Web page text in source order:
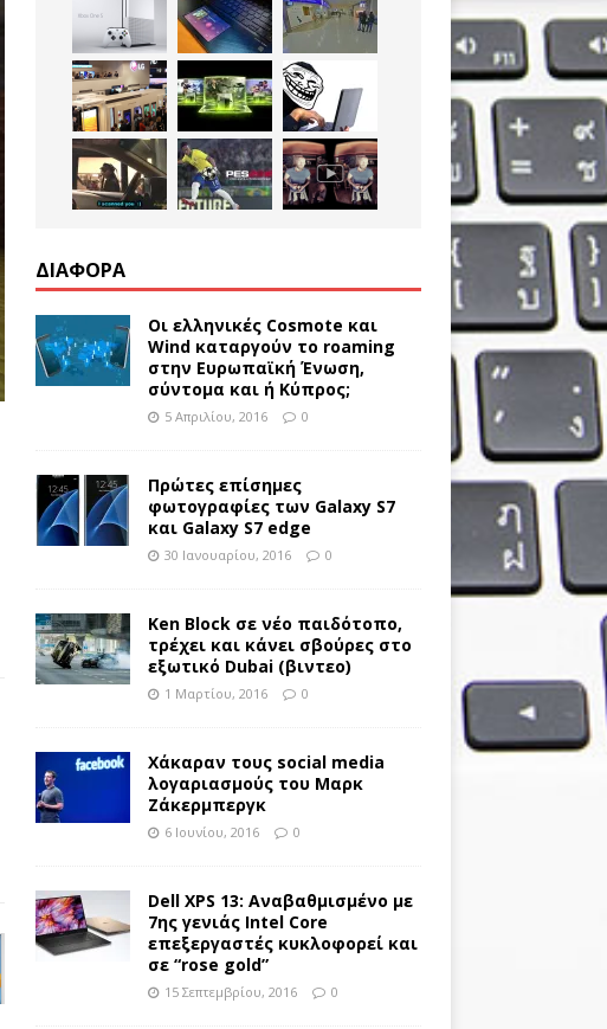
ΔΙΑΦΟΡΑ
Οι ελληνικές Cosmote και
Wind καταργούν το roaming
στην Ευρωπαϊκή Ένωση,
σύντομα και ή Κύπρος;
5 Απριλίου, 2016 0
Πρώτες επίσημες
φωτογραφίες των Galaxy S7
και Galaxy S7 edge
30 Ιανουαρίου, 2016 0
Ken Block σε νέο παιδότοπο,
τρέχει και κάνει σβούρες στο
εξωτικό Dubai (βιντεο)
1 Μαρτίου, 2016 0
Χάκαραν τους social media
λογαριασμούς του Μαρκ
Ζάκερμπεργκ
6 Ιουνίου, 2016 0
Dell XPS 13: Αναβαθμισμένο με
7ης γενιάς Intel Core
επεξεργαστές κυκλοφορεί και
σε “rose gold”
15 Σεπτεμβρίου, 2016 0